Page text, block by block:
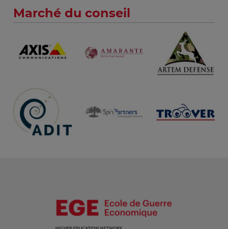
Marché du conseil